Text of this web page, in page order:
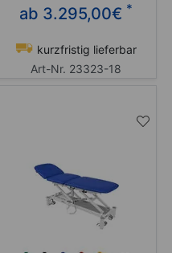
ab 3.295,00€ *
kurzfristig lieferbar
Art-Nr. 23323-18